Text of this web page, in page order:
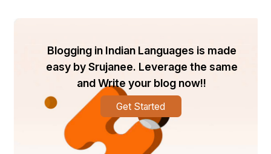
Blogging in Indian Languages is made
easy by Srujanee. Leverage the same
and Write your blog now!!
Get Started